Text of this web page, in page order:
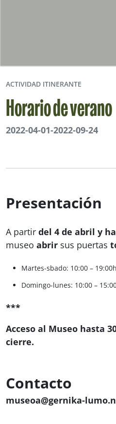
ACTIVIDAD ITINERANTE
Horario de verano
2022-04-01-2022-09-24
Presentación
A partir del 4 de abril y
museo abrir sus puertas
Martes-sbado: 10:00 – 19:00h
Domingo-lunes: 10:00 –
***
Acceso al Museo hasta
cierre.
Contacto
museoa@gernika-